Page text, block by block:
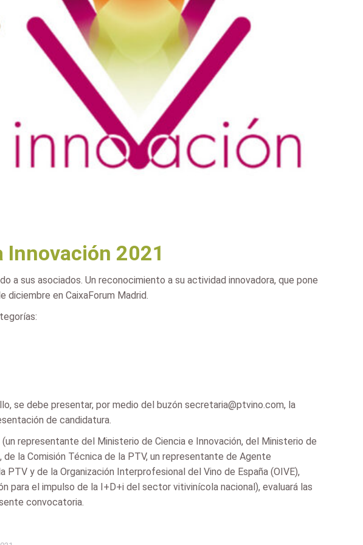
2021
a sus asociados. Un reconocimiento a su actividad innovadora, que pone
diciembre en CaixaForum Madrid.
se debe presentar, por medio del buzón secretaria@ptvino.com, la
de candidatura.
representante del Ministerio de Ciencia e Innovación, del Ministerio de
la Comisión Técnica de la PTV, un representante de Agente
y de la Organización Interprofesional del Vino de España (OIVE),
para el impulso de la I+D+i del sector vitivinícola nacional), evaluará las
convocatoria.